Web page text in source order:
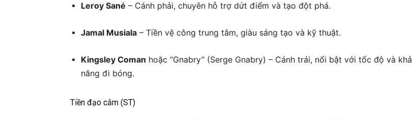
Leroy Sané – Cánh phải, chuyên hỗ trợ dứt điểm và tạo đột phá.
Jamal Musiala – Tiền vệ công trung tâm, giàu sáng tạo và kỹ thuật.
Kingsley Coman hoặc “Gnabry” (Serge Gnabry) – Cánh trái, nổi bật với tốc độ và khả
năng đi bóng.
Tiền đạo cắm (ST)